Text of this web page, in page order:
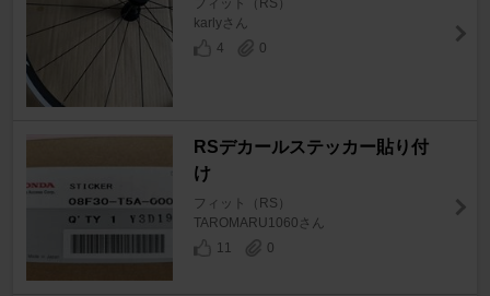
karlyさん
4
0
RSデカールステッカー貼り付
け
フィット（RS）
TAROMARU1060さん
11
0